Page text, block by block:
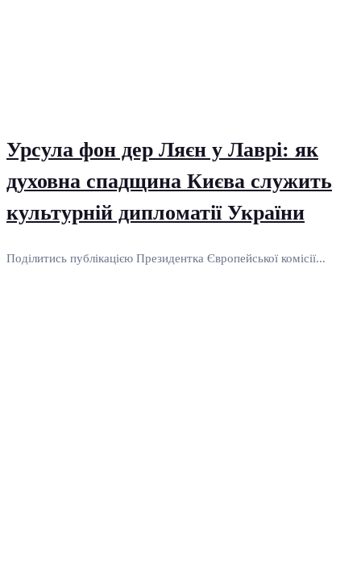
Урсула фон дер Ляєн у Лаврі: як
духовна спадщина Києва служить
культурній дипломатії України
Поділитись публікацією Президентка Європейської комісії...